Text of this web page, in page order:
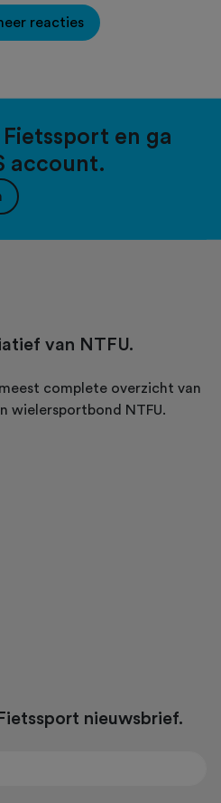
reacties
en ga
account.
van NTFU.
complete overzicht van
wielersportbond NTFU.
nieuwsbrief.